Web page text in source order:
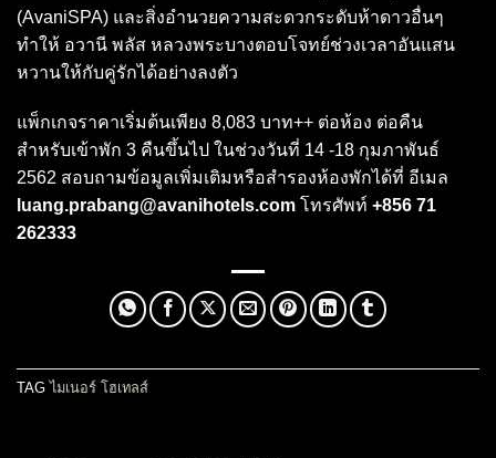
(AvaniSPA) และสิ่งอำนวยความสะดวกระดับห้าดาวอื่นๆ
ทำให้ อวานี พลัส หลวงพระบางตอบโจทย์ช่วงเวลาอันแสน
หวานให้กับคู่รักได้อย่างลงตัว
แพ็กเกจราคาเริ่มต้นเพียง 8,083 บาท++ ต่อห้อง ต่อคืน
สำหรับเข้าพัก 3 คืนขึ้นไป ในช่วงวันที่ 14 -18 กุมภาพันธ์
2562 สอบถามข้อมูลเพิ่มเติมหรือสำรองห้องพักได้ที่ อีเมล
luang.prabang@avanihotels.com โทรศัพท์ +856 71
262333
TAGไมเนอร์ โฮเทลส์